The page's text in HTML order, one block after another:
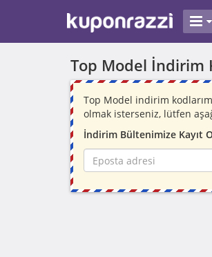
Top Model İndirim
Top Model indirim
olmak isterseniz, lütfen
İndirim Bültenimize Kayıt